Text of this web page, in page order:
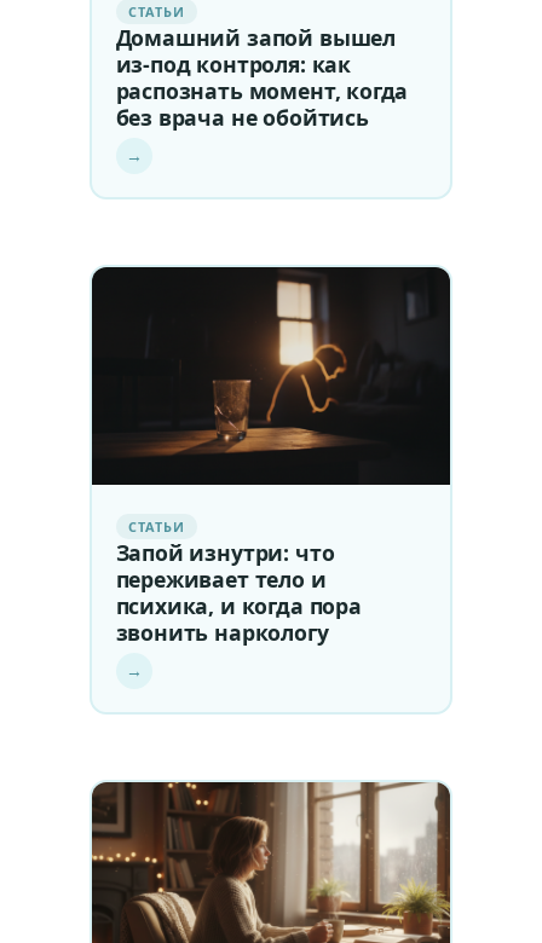
СТАТЬИ
Домашний запой вышел
из-под контроля: как
распознать момент, когда
без врача не обойтись
→
СТАТЬИ
Запой изнутри: что
переживает тело и
психика, и когда пора
звонить наркологу
→